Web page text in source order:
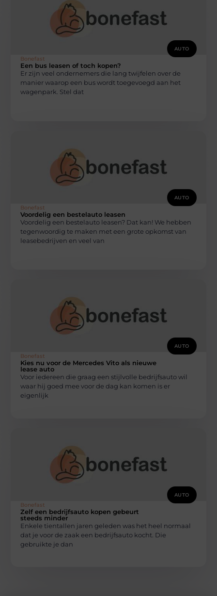
AUTO
Bonefast
Een bus leasen of toch kopen?
Er zijn veel ondernemers die lang twijfelen over de
manier waarop een bus wordt toegevoegd aan het
wagenpark. Stel dat
AUTO
Bonefast
Voordelig een bestelauto leasen
Voordelig een bestelauto leasen? Dat kan! We hebben
tegenwoordig te maken met een grote opkomst van
leasebedrijven en veel van
AUTO
Bonefast
Kies nu voor de Mercedes Vito als nieuwe
lease auto
Voor iedereen die graag een stijlvolle bedrijfsauto wil
waar hij goed mee voor de dag kan komen is er
eigenlijk
AUTO
Bonefast
Zelf een bedrijfsauto kopen gebeurt
steeds minder
Enkele tientallen jaren geleden was het heel normaal
dat je voor de zaak een bedrijfsauto kocht. Die
gebruikte je dan